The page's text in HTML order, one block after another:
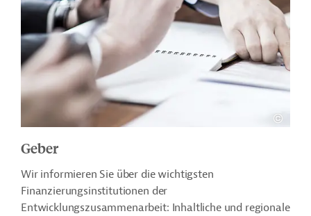
Geber
Wir informieren Sie über die wichtigsten
Finanzierungsinstitutionen der
Entwicklungszusammenarbeit: Inhaltliche und regionale